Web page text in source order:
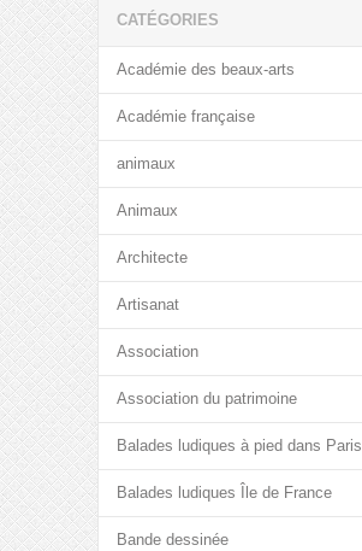
CATÉGORIES
Académie des beaux-arts
Académie française
animaux
Animaux
Architecte
Artisanat
Association
Association du patrimoine
Balades ludiques à pied dans Paris
Balades ludiques Île de France
Bande dessinée